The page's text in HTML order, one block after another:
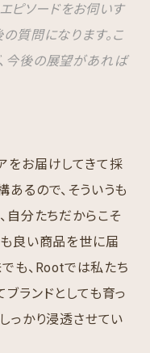
ピソードをお伺いす
質問になります。こ
今後の展望があれば
をお届けしてきて採
るので、そういうも
自分たちだからこそ
も良い商品を世に届
も、Rootでは私たち
ランドとしても育っ
っかり浸透させてい